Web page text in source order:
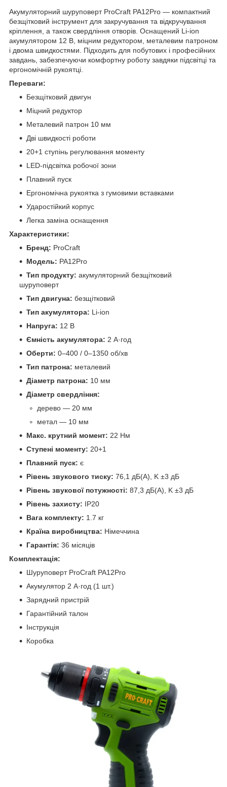
Акумуляторний шуруповерт ProCraft PA12Pro — компактний
безщітковий інструмент для закручування та відкручування
кріплення, а також свердління отворів. Оснащений Li‑ion
акумулятором 12 В, міцним редуктором, металевим патроном
і двома швидкостями. Підходить для побутових і професійних
завдань, забезпечуючи комфортну роботу завдяки підсвітці та
ергономічній рукоятці.
Переваги:
Безщітковий двигун
Міцний редуктор
Металевий патрон 10 мм
Дві швидкості роботи
20+1 ступінь регулювання моменту
LED‑підсвітка робочої зони
Плавний пуск
Ергономічна рукоятка з гумовими вставками
Ударостійкий корпус
Легка заміна оснащення
Характеристики:
Бренд: ProCraft
Модель: PA12Pro
Тип продукту: акумуляторний безщітковий
шуруповерт
Тип двигуна: безщітковий
Тип акумулятора: Li‑ion
Напруга: 12 В
Ємність акумулятора: 2 А·год
Оберти: 0–400 / 0–1350 об/хв
Тип патрона: металевий
Діаметр патрона: 10 мм
Діаметр свердління:
дерево — 20 мм
метал — 10 мм
Макс. крутний момент: 22 Нм
Ступені моменту: 20+1
Плавний пуск: є
Рівень звукового тиску: 76,1 дБ(A), K ±3 дБ
Рівень звукової потужності: 87,3 дБ(A), K ±3 дБ
Рівень захисту: IP20
Вага комплекту: 1.7 кг
Країна виробництва: Німеччина
Гарантія: 36 місяців
Комплектація:
Шуруповерт ProCraft PA12Pro
Акумулятор 2 А·год (1 шт.)
Зарядний пристрій
Гарантійний талон
Інструкція
Коробка